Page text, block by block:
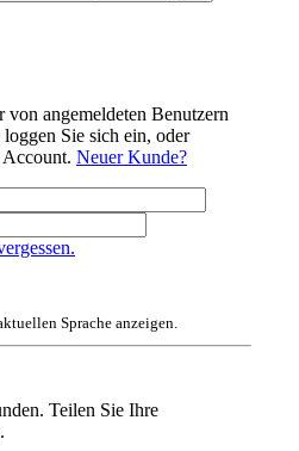
angemeldeten Benutzern
Sie sich ein, oder
Account. Neuer Kunde?
Sprache anzeigen.
Teilen Sie Ihre